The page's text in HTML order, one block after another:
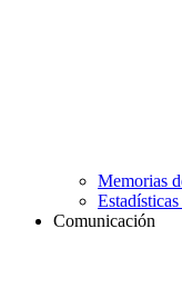
Memorias
Comunicación